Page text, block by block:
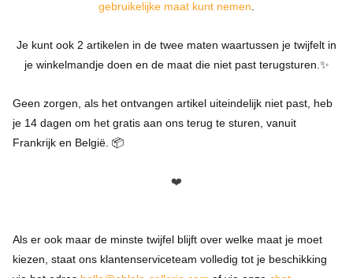
gebruikelijke maat kunt nemen.
Je kunt ook 2 artikelen in de twee maten waartussen je twijfelt in
je winkelmandje doen en de maat die niet past terugsturen.✨
Geen zorgen, als het ontvangen artikel uiteindelijk niet past, heb
je 14 dagen om het gratis aan ons terug te sturen, vanuit
Frankrijk en België. 📦
❤️
Als er ook maar de minste twijfel blijft over welke maat je moet
kiezen, staat ons klantenserviceteam volledig tot je beschikking